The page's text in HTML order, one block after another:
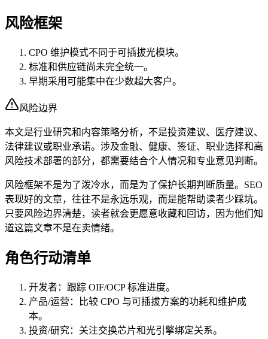
风险框架
CPO 维护模式不同于可插拔光模块。
标准和供应链尚未完全统一。
早期采用可能集中在少数超大客户。
风险边界
本文是行业研究和内容策略分析，不是投资建议、医疗建议、
法律建议或职业承诺。涉及金融、健康、签证、职业选择和高
风险技术部署的部分，都需要结合个人情况和专业意见判断。
风险框架不是为了泼冷水，而是为了保护长期判断质量。SEO
表现好的文章，往往不是永远乐观，而是能帮助读者少踩坑。
只要风险边界清楚，读者就会更愿意收藏和回访，因为他们知
道这篇文章不是在卖情绪。
角色行动清单
开发者：跟踪 OIF/OCP 标准进度。
产品/运营：比较 CPO 与可插拔方案的功耗和维护成
本。
投资/研究：关注交换芯片和光引擎绑定关系。